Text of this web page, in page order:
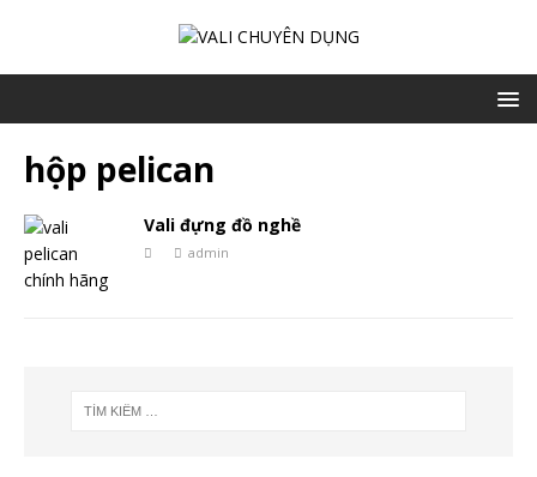
hộp pelican
Vali đựng đồ nghề
admin